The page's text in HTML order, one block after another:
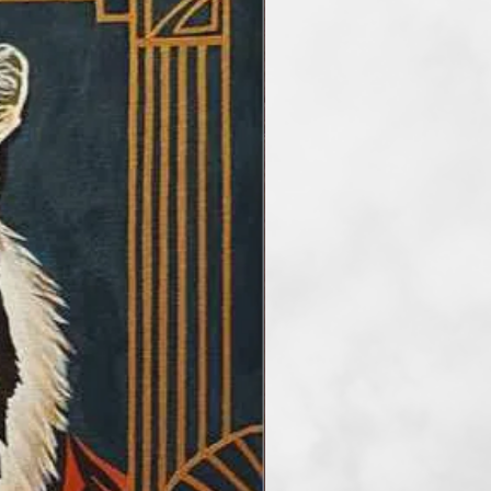
üzenet rejlik: az élet
megélése és
során műveimet hazai és
is láthatta a
többek között a
a budapesti Kiscelli
Palotában, valamint
és Felvidéken is. Eddig 15
45 csoportos kiállításon
közül minden egyes
jelentőséggel bírt számomra.
az érzelmek, a természet és
Remélem, hogy
mások is
azt a varázslatot és belső
én az alkotás során átélek.
meghívás egy közös utazásra
és az inspiráció világába…
art.hu oldalamon
igénye nélkül)